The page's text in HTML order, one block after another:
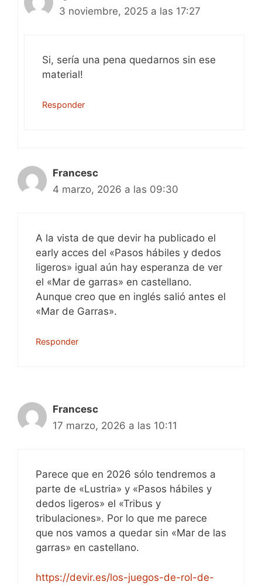
3 noviembre, 2025 a las 17:27
Si, sería una pena quedarnos sin ese
material!
Responder
Francesc
4 marzo, 2026 a las 09:30
A la vista de que devir ha publicado el
early acces del «Pasos hábiles y dedos
ligeros» igual aún hay esperanza de ver
el «Mar de garras» en castellano.
Aunque creo que en inglés salió antes el
«Mar de Garras».
Responder
Francesc
17 marzo, 2026 a las 10:11
Parece que en 2026 sólo tendremos a
parte de «Lustria» y «Pasos hábiles y
dedos ligeros» el «Tribus y
tribulaciones». Por lo que me parece
que nos vamos a quedar sin «Mar de las
garras» en castellano.
https://devir.es/los-juegos-de-rol-de-